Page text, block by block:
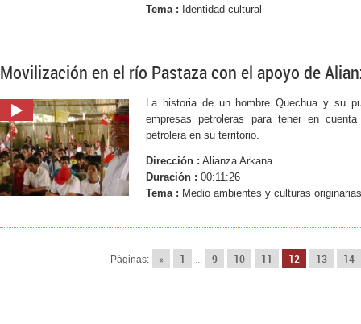
Tema : Identidad cultural
Movilización en el río Pastaza con el apoyo de
La historia de un hombre Quechua y su
empresas petroleras para tener en
petrolera en su territorio.
Dirección : Alianza Arkana
Duración : 00:11:26
Tema : Medio ambientes y culturas originarias
Páginas: « 1 ... 9 10 11 12 13 14